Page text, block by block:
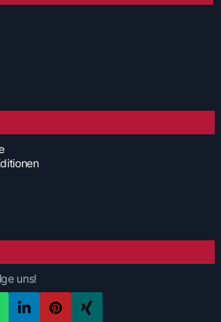
uns!